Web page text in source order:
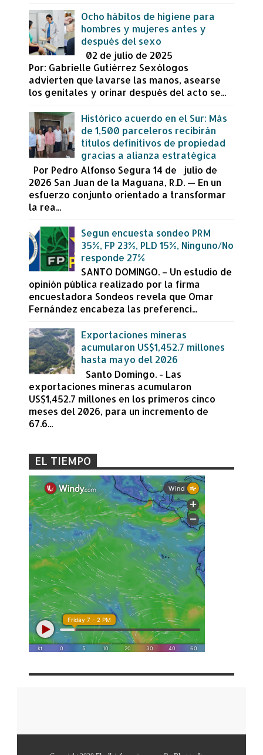
Ocho hábitos de higiene para
hombres y mujeres antes y
después del sexo
02 de julio de 2025
Por: Gabrielle Gutiérrez Sexólogos
advierten que lavarse las manos, asearse
los genitales y orinar después del acto se...
Histórico acuerdo en el Sur: Más
de 1,500 parceleros recibirán
títulos definitivos de propiedad
gracias a alianza estratégica
Por Pedro Alfonso Segura 14 de julio de
2026 San Juan de la Maguana, R.D. — En un
esfuerzo conjunto orientado a transformar
la rea...
Segun encuesta sondeo PRM
35%, FP 23%, PLD 15%, Ninguno/No
responde 27%
SANTO DOMINGO. – Un estudio de
opinión pública realizado por la firma
encuestadora Sondeos revela que Omar
Fernández encabeza las preferenci...
Exportaciones mineras
acumularon US$1,452.7 millones
hasta mayo del 2026
Santo Domingo. - Las
exportaciones mineras acumularon
US$1,452.7 millones en los primeros cinco
meses del 2026, para un incremento de
67.6...
EL TIEMPO